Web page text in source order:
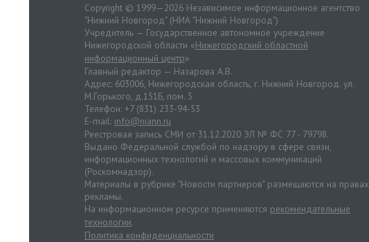
Copyright © 1999—2026 Независимое информационное агентство
"Нижний Новгород" (НИА "Нижний Новгород")
Учредитель — Государственное автономное учреждение
Нижегородской области «Нижегородский областной
информационный центр»
Главный редактор — Назарова А.В.
Адрес: 603006, Нижегородская область, г. Нижний Новгород. ул.
М.Горького, д.151Б, пом. 5
Телефон: +7 (831) 233-94-53
E-mail: info@niann.ru
Реестровая запись СМИ от 31.12.2020 ЭЛ № ФС 77 - 79798.
Выдано Федеральной службой по надзору в сфере связи,
информационных технологий и массовых коммуникаций
(Роскомнадзор).
Материалы в рубрике "Новости партнеров" размещаются на правах
рекламы.
На информационном ресурсе применяются рекомендательные
технологии.
Политика конфиденциальности